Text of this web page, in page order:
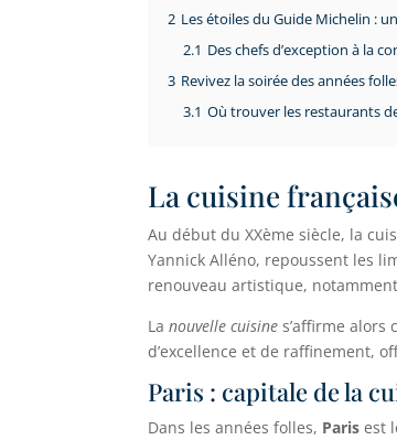
2 Les étoiles du Guide Michelin :
2.1 Des chefs d’exception à la
3 Revivez la soirée des années
3.1 Où trouver les restaurants
La cuisine
Au début du XXème siècle, la
Yannick Alléno, repoussent les
renouveau artistique,
Lanouvelle cuisine s’affirme
d’excellence et de raffinement,
Paris : capitale de la
Dans les années folles, Paris est